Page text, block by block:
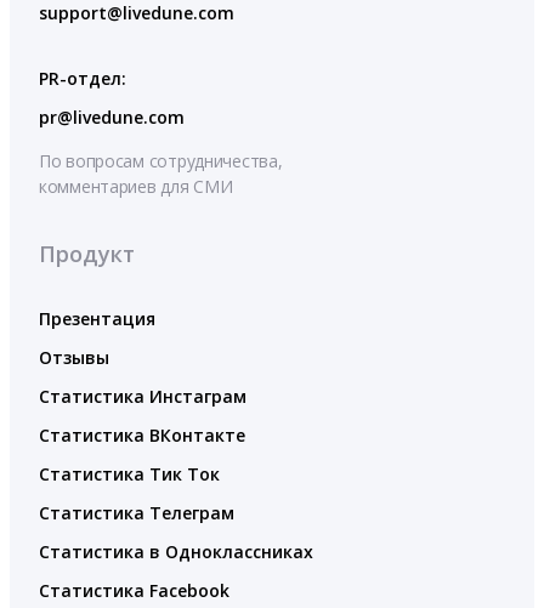
support@livedune.com
PR-отдел:
pr@livedune.com
По вопросам сотрудничества,
комментариев для СМИ
Продукт
Презентация
Отзывы
Статистика Инстаграм
Статистика ВКонтакте
Статистика Тик Ток
Статистика Телеграм
Статистика в Одноклассниках
Статистика Facebook